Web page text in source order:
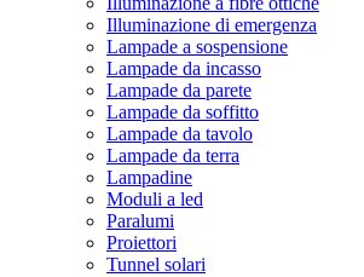
Illuminazione di emergenza
Lampade a sospensione
Lampade da incasso
Lampade da parete
Lampade da soffitto
Lampade da tavolo
Lampade da terra
Lampadine
Moduli a led
Paralumi
Proiettori
Tunnel solari